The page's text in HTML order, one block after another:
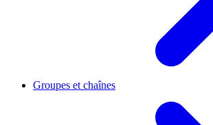
Groupes et chaînes